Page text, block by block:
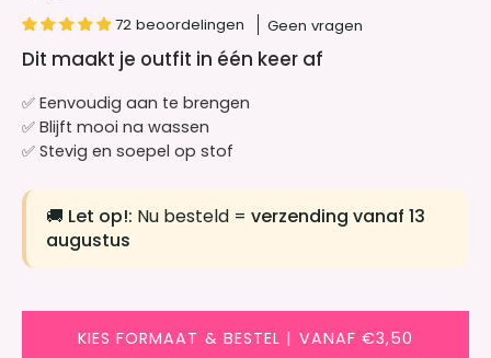
72 beoordelingen Geen vragen
Dit maakt je outfit in één keer af
✅ Eenvoudig aan te brengen
✅ Blijft mooi na wassen
✅ Stevig en soepel op stof
🚚 Let op!: Nu besteld = verzending vanaf 13
augustus
KIES FORMAAT & BESTEL | VANAF €3,50